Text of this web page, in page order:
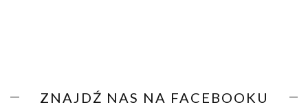
ZNAJDŹ NAS NA FACEBOOKU